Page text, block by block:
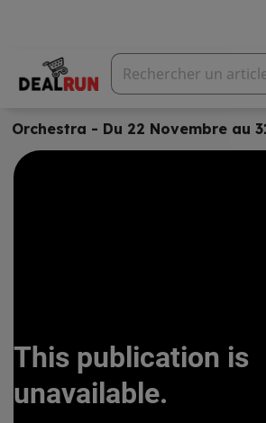
Orchestra - Du 22 Novembre au